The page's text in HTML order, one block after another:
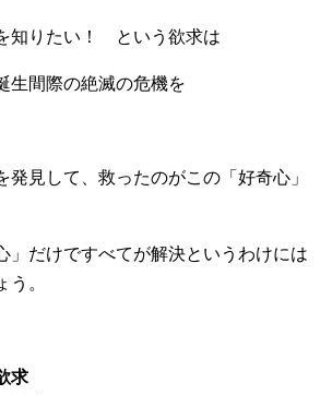
知りたい！ という欲求は
生間際の絶滅の危機を
発見して、救ったのがこの「好奇心」
」だけですべてが解決というわけには
う。
求